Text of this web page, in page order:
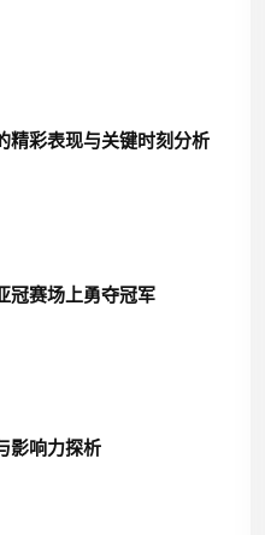
精彩表现与关键时刻分析
冠赛场上勇夺冠军
影响力探析